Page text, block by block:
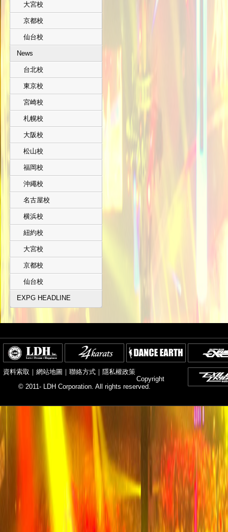
大宮校
京都校
仙台校
News
台北校
東京校
宮崎校
札幌校
大阪校
松山校
福岡校
沖繩校
名古屋校
横浜校
紐約校
大宮校
京都校
仙台校
EXPG HEADLINE
資料索取 ｜ 網站地圖 ｜ 聯絡方式 ｜ 隱私權政策
Copyright
© 2011- LDH Corporation. All rights reserved.